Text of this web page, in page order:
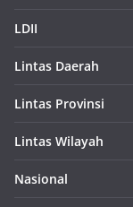
LDII
Lintas Daerah
Lintas Provinsi
Lintas Wilayah
Nasional